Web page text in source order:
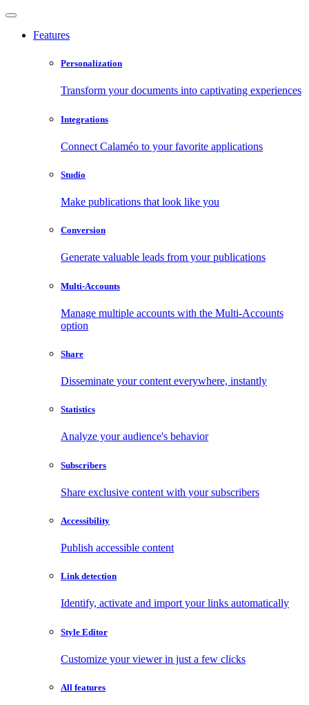
Features
Personalization
Transform your documents into captivating experiences
Integrations
Connect Calaméo to your favorite applications
Studio
Make publications that look like you
Conversion
Generate valuable leads from your publications
Multi-Accounts
Manage multiple accounts with the Multi-Accounts
option
Share
Disseminate your content everywhere, instantly
Statistics
Analyze your audience's behavior
Subscribers
Share exclusive content with your subscribers
Accessibility
Publish accessible content
Link detection
Identify, activate and import your links automatically
Style Editor
Customize your viewer in just a few clicks
All features